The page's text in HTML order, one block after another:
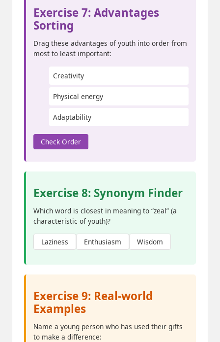
Exercise 7: Advantages
Sorting
Drag these advantages of youth into order from
most to least important:
Creativity
Physical energy
Adaptability
Check Order
Exercise 8: Synonym Finder
Which word is closest in meaning to “zeal” (a
characteristic of youth)?
Laziness Enthusiasm Wisdom
Exercise 9: Real-world
Examples
Name a young person who has used their gifts
to make a difference: